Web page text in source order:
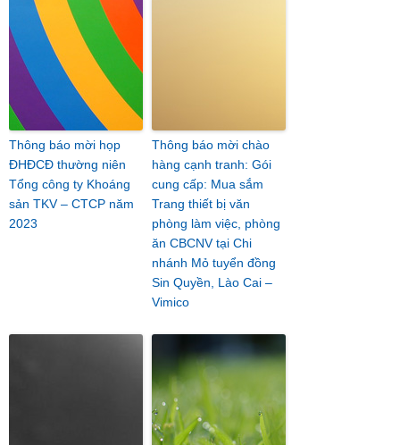
Thông báo mời họp
ĐHĐCĐ thường niên
Tổng công ty Khoáng
sản TKV – CTCP năm
2023
Thông báo mời chào
hàng cạnh tranh: Gói
cung cấp: Mua sắm
Trang thiết bị văn
phòng làm việc, phòng
ăn CBCNV tại Chi
nhánh Mỏ tuyển đồng
Sin Quyền, Lào Cai –
Vimico